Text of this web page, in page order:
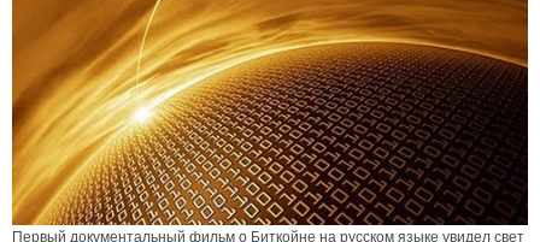
Первый документальный фильм о Биткойне на русском языке увидел свет